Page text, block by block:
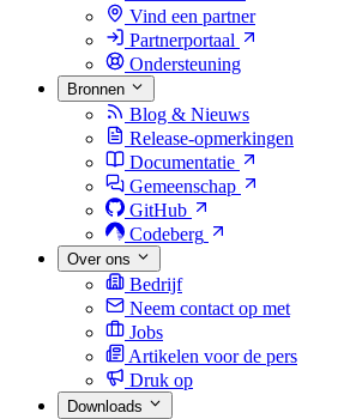
Vind een partner
Partnerportaal
Ondersteuning
Bronnen
Blog & Nieuws
Release-opmerkingen
Documentatie
Gemeenschap
GitHub
Codeberg
Over ons
Bedrijf
Neem contact op met
Jobs
Artikelen voor de pers
Druk op
Downloads